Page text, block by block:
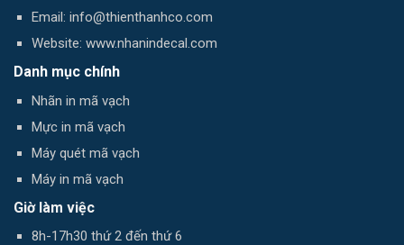
Email: info@thienthanhco.com
Website: www.nhanindecal.com
Danh mục chính
Nhãn in mã vạch
Mực in mã vạch
Máy quét mã vạch
Máy in mã vạch
Giờ làm việc
8h-17h30 thứ 2 đến thứ 6